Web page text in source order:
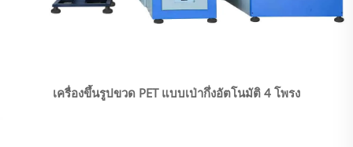
เครื่องขึ้นรูปขวด PET แบบเป่ากึ่งอัตโนมัติ 4 โพรง